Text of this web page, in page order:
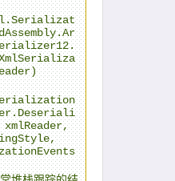
xmlReader,